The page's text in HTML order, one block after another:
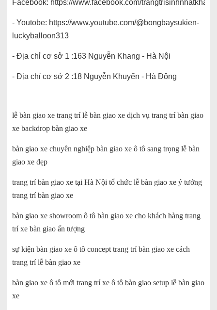
Facebook: https://www.facebook.com/
- Youtobe: https://www.youtube.com/@bongbaysukien-
luckyballoon313
- Địa chỉ cơ sở 1 :163 Nguyễn Khang - Hà Nội
- Địa chỉ cơ sở 2 :18 Nguyễn Khuyến - Hà Đông
lễ bàn giao xe trang trí lễ bàn giao xe dịch vụ trang trí bàn giao
xe backdrop bàn giao xe
bàn giao xe chuyên nghiệp bàn giao xe ô tô sang trọng lễ bàn
giao xe đẹp
trang trí bàn giao xe tại Hà Nội tổ chức lễ bàn giao xe ý tưởng
trang trí bàn giao xe
bàn giao xe showroom ô tô bàn giao xe cho khách hàng trang
trí xe bàn giao ấn tượng
sự kiện bàn giao xe ô tô concept trang trí bàn giao xe cách
trang trí lễ bàn giao xe
bàn giao xe ô tô mới trang trí xe ô tô bàn giao setup lễ bàn giao
xe